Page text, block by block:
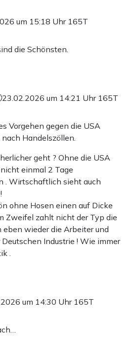
um 15:18 Uhr 165T
die Schönsten.
23.02.2026 um 14:21 Uhr 165T
Vorgehen gegen die USA
Handelszöllen.
geht ? Ohne die USA
einmal 2 Tage
. Wirtschaftlich sieht auch
ohne Hosen einen auf Dicke
Zweifel zahlt nicht der Typ die
wieder die Arbeiter und
Industrie ! Wie immer
.
um 14:30 Uhr 165T